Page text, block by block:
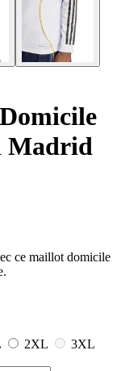
Madrid
ce maillot domicile
2XL
3XL